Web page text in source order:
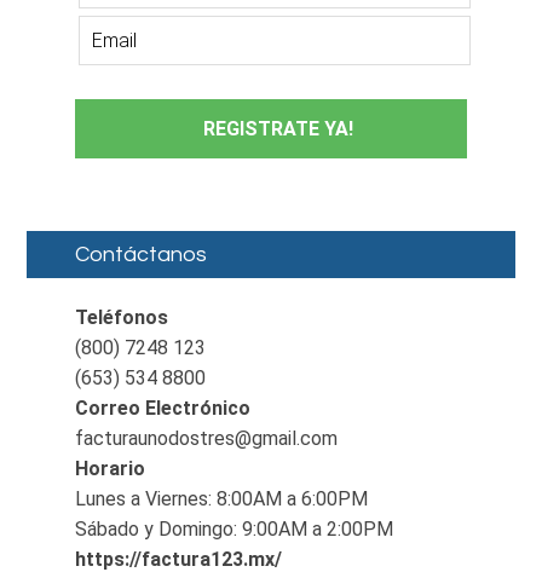
REGISTRATE YA!
Contáctanos
Teléfonos
(800) 7248 123
(653) 534 8800
Correo Electrónico
facturaunodostres@gmail.com
Horario
Lunes a Viernes: 8:00AM a 6:00PM
Sábado y Domingo: 9:00AM a 2:00PM
https://factura123.mx/